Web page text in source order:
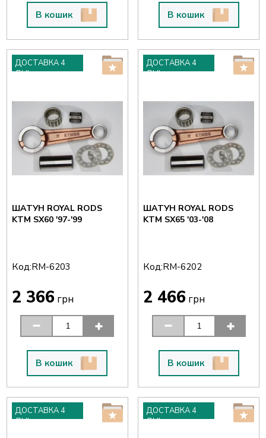
В кошик В кошик
ДОСТАВКА 4
ДНІ
ШАТУН ROYAL RODS
KTM SX60 '97-'99
Код:RM-6203
2 366 грн
В кошик
ДОСТАВКА 4
ДНІ
ШАТУН ROYAL RODS
KTM SX65 '03-'08
Код:RM-6202
2 466 грн
В кошик
ДОСТАВКА 4
ДНІ
ДОСТАВКА 4
ДНІ